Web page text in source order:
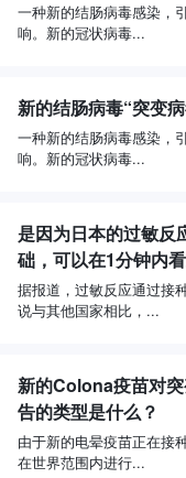
一种新的结肠病毒感染，
响。新的冠状病毒...
新的结肠病毒“突变
一种新的结肠病毒感染，
响。新的冠状病毒...
是因为日本的过敏反
础，可以在1分钟内
据报道，过敏反应通过接
说与其他国家相比，...
新的Colona疫苗对
告的类型是什么？
由于新的电晕疫苗正在接
在世界范围内进行...